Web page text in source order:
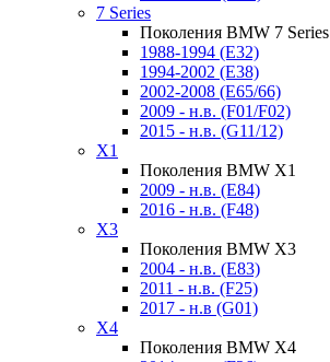
7 Series
Поколения BMW 7 Series
1988-1994 (E32)
1994-2002 (E38)
2002-2008 (E65/66)
2009 - н.в. (F01/F02)
2015 - н.в. (G11/12)
X1
Поколения BMW X1
2009 - н.в. (E84)
2016 - н.в. (F48)
X3
Поколения BMW X3
2004 - н.в. (E83)
2011 - н.в. (F25)
2017 - н.в (G01)
X4
Поколения BMW X4